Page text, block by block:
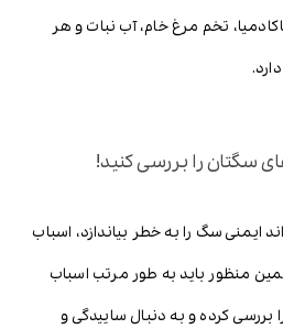
تخم مرغ خام، آب نبات و هر
ایمنی سگ را به خطر بیاندازد، اسباب
منظور باید به طور مرتب اسباب
بررسی کرده و به دنبال ساییدگی و